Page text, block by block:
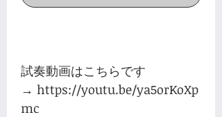
試奏動画はこちらです
→ https://youtu.be/ya5orKoXp
mc